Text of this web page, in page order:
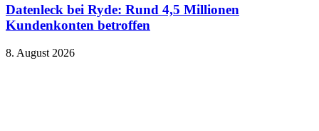
Datenleck bei Ryde: Rund 4,5 Millionen
Kundenkonten betroffen
8. August 2026